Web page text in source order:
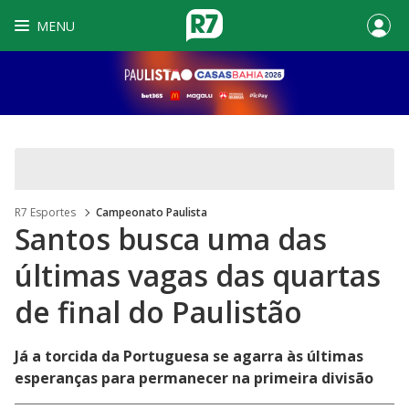
MENU
R7 Esportes Campeonato Paulista
Santos busca uma das
últimas vagas das quartas
de final do Paulistão
Já a torcida da Portuguesa se agarra às últimas
esperanças para permanecer na primeira divisão